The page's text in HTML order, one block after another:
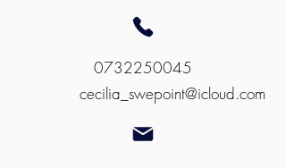
0732250045
cecilia_swepoint@icloud.com